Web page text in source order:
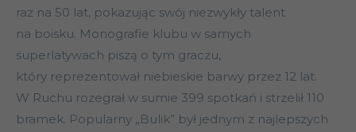
raz na 50 lat, pokazując swój niezwykły talent
na boisku. Monografie klubu w samych
superlatywach piszą o tym graczu,
który reprezentował niebieskie barwy przez 12 lat.
W Ruchu rozegrał w sumie 399 spotkań i strzelił 110
bramek. Popularny „Bulik” był jednym z najlepszych